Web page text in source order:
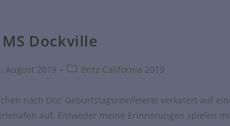
Dockville
August 2019 Britz California 2019
nach Doz’ Geburtstagsreinfeierei verkatert auf
auf. Entweder meine Erinnerungen spielen